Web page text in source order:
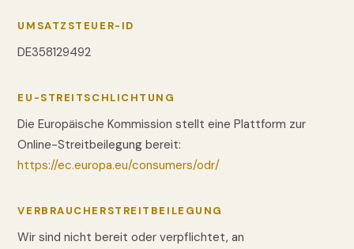
UMSATZSTEUER-ID
DE358129492
EU-STREITSCHLICHTUNG
Die Europäische Kommission stellt eine Plattform zur
Online-Streitbeilegung bereit:
https://ec.europa.eu/consumers/odr/
VERBRAUCHERSTREITBEILEGUNG
Wir sind nicht bereit oder verpflichtet, an